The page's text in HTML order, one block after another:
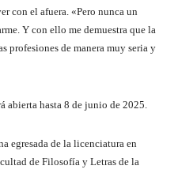
con el afuera. «Pero nunca un
Y con ello me demuestra que la
profesiones de manera muy seria y
abierta hasta 8 de junio de 2025.
egresada de la licenciatura en
de Filosofía y Letras de la